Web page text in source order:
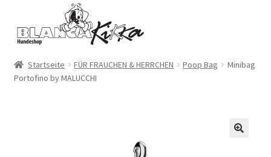
Navigation
springen
Inhalt
springen
Startseite FÜR FRAUCHEN & HERRCHEN Poop Bag
Minibag
Portofino by MALUCCHI